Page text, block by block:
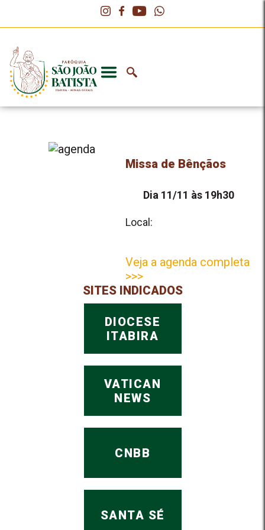
Missa de Bênçãos
Dia 11/11 às 19h30
Local:
Veja a agenda completa
>>>
SITES INDICADOS
DIOCESE
ITABIRA
VATICAN
NEWS
CNBB
SANTA SÉ